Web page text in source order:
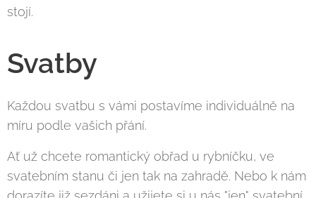
stojí.
Svatby
Každou svatbu s vámi postavíme individuálně na
míru podle vašich přání.
Ať už chcete romantický obřad u rybníčku, ve
svatebním stanu či jen tak na zahradě. Nebo k nám